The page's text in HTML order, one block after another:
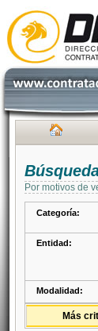
Por motivos de
Categoría:
Entidad:
Modalidad:
Más